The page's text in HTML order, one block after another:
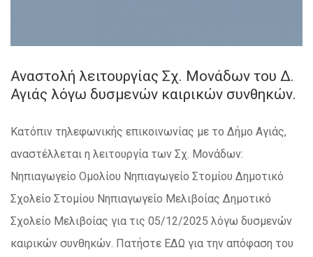
Αναστολή λειτουργίας Σχ. Μονάδων του Δ.
Αγιάς λόγω δυσμενών καιρικών συνθηκών.
Κατόπιν τηλεφωνικής επικοινωνίας με το Δήμο Αγιάς,
αναστέλλεται η λειτουργία των Σχ. Μονάδων:
Νηπιαγωγείο Ομολίου Νηπιαγωγείο Στομίου Δημοτικό
Σχολείο Στομίου Νηπιαγωγείο Μελιβοίας Δημοτικό
Σχολείο Μελιβοίας για τις 05/12/2025 λόγω δυσμενών
καιρικών συνθηκών. Πατήστε ΕΔΩ για την απόφαση του